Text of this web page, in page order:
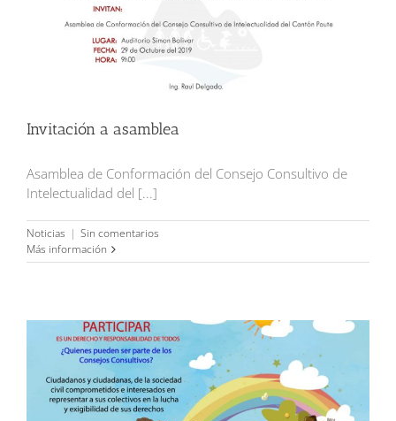
Invitación a asamblea
Invitación a asamblea
Asamblea de Conformación del Consejo Consultivo de
Intelectualidad del [...]
Noticias | Sin comentarios
Más información
¿Quienes pueden ser parte de los Consejos Consultivos?